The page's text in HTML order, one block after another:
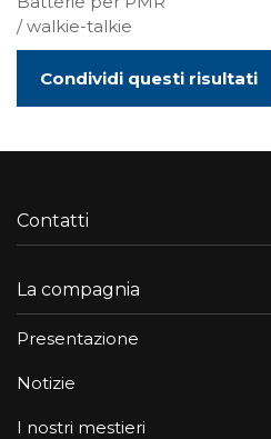
/ walkie-talkie
Condividi questi risultati
Contatti
La compagnia
Presentazione
Notizie
I nostri mestieri